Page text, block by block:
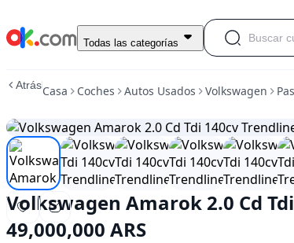
Usado
2.0
Tdi
140cv
Trendline
En
venta
49,000,000
ARS
Todas las categorías
AtrásCasa Coches Autos Usados Volkswagen
Volkswagen Amarok 2.0 Cd
49,000,000 ARS